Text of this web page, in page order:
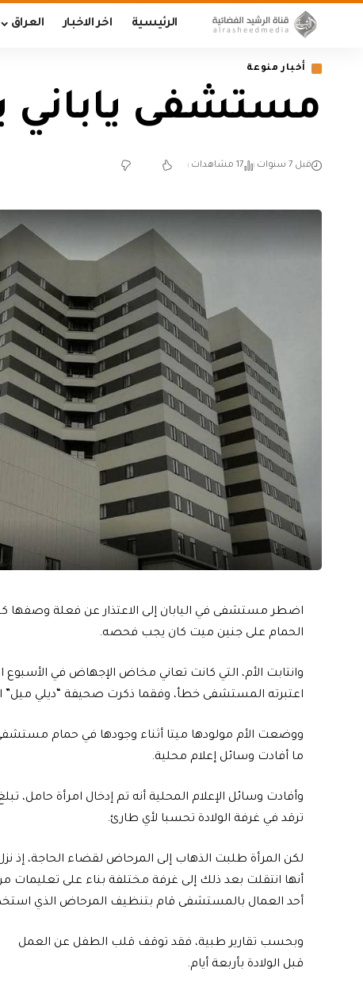
الرئيسية اخر الاخبار العراق
أخبار منوعة
مستشفى ياباني
قبل 7 سنوات 17 مشاهدات
اضطر مستشفى في اليابان إلى الاعتذار عن فعلة وصفها
الحمام على جنين ميت كان يجب فحصه.
وانتابت الأم، التي كانت تعاني مخاض الإجهاض في
اعتبرته المستشفى خطأ، وفقما ذكرت صحيفة “ديلي ميل”
ووضعت الأم مولودها ميتا أثناء وجودها في حمام
ما أفادت وسائل إعلام محلية.
ترقد في غرفة الولادة تحسبا لأي طارئ.
لكن المرأة طلبت الذهاب إلى المرحاض لقضاء الحاجة، إذ
أنها انتقلت بعد ذلك إلى غرفة مختلفة بناء على
أحد العمال بالمستشفى قام بتنظيف المرحاض الذي
وبحسب تقارير طبية، فقد توقف قلب الطفل عن العمل
قبل الولادة بأربعة أيام.